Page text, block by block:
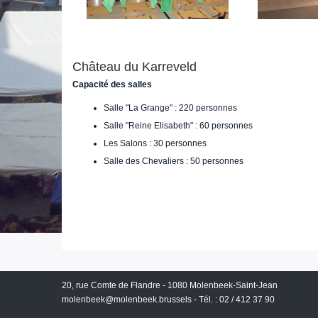
Château du Karreveld
Capacité des salles
Salle "La Grange" : 220 personnes
Salle "Reine Elisabeth" : 60 personnes
Les Salons : 30 personnes
Salle des Chevaliers : 50 personnes
20, rue Comte de Flandre - 1080 Molenbeek-Saint-Jean
molenbeek@molenbeek.brussels - Tél. : 02 / 412 37 90